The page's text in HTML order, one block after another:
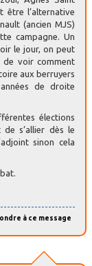
être l’alternative
(ancien MJS)
campagne. Un
le jour, on peut
de voir comment
aux berruyers
de droite
élections
de s’allier dès le
sinon cela
à ce message